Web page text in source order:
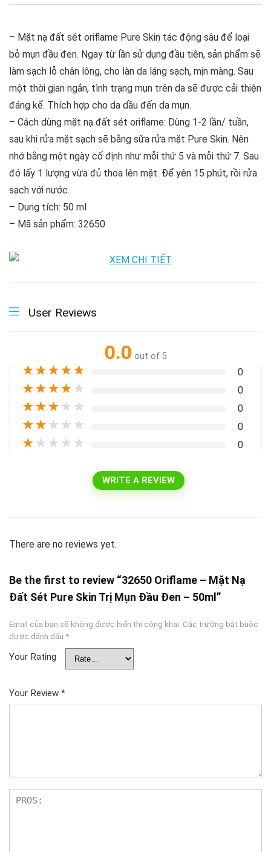
– Mặt nạ đất sét oriflame Pure Skin tác động sâu để loại
bỏ mụn đầu đen. Ngay từ lần sử dụng đầu tiên, sản phẩm sẽ
làm sạch lỗ chân lông, cho làn da láng sạch, mịn màng. Sau
một thời gian ngắn, tình trạng mụn trên da sẽ được cải thiện
đáng kể. Thích hợp cho da dầu đến da mụn.
– Cách dùng mặt nạ đất sét oriflame: Dùng 1-2 lần/ tuần,
sau khi rửa mặt sạch sẽ bằng sữa rửa mặt Pure Skin. Nên
nhớ bằng một ngày cố định như mỗi thứ 5 và mỗi thứ 7. Sau
đó lấy 1 lượng vừa đủ thoa lên mặt. Để yên 15 phút, rồi rửa
sạch với nước.
– Dung tích: 50 ml
– Mã sản phẩm: 32650
User Reviews
0.0 out of 5
★★★★★ 0
★★★★ ★ 0
★★★ ★ ★ 0
★★ ★ ★ ★ 0
★ ★ ★ ★ ★ 0
WRITE A REVIEW
There are no reviews yet.
Be the first to review “32650 Oriflame – Mặt Nạ
Đất Sét Pure Skin Trị Mụn Đầu Đen – 50ml”
Email của bạn sẽ không được hiển thị công khai. Các trường bắt buộc
được đánh dấu *
Your Rating
Your Review *